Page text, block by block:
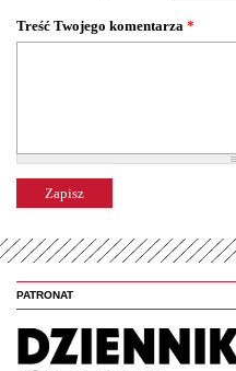
y
Treść Twojego komentarza *
PATRONAT